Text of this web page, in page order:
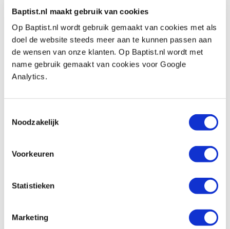
Baptist.nl maakt gebruik van cookies
Op Baptist.nl wordt gebruik gemaakt van cookies met als
doel de website steeds meer aan te kunnen passen aan
de wensen van onze klanten. Op Baptist.nl wordt met
name gebruik gemaakt van cookies voor Google
Analytics.
Noodzakelijk
Voorkeuren
Statistieken
Marketing
soldeer in de verbinding kan vloeien. Voorkom
oververhitting van het vloeimiddel, dit
veroorzaakt slechte doorvloeiing van het
soldeer.
5. De juiste hoeveelheid soldeer toevoegen.
Laat het soldeer smelten op de soldeernaad en
niet in vlam of op de bout. Vul de soldeernaad
6. Verbinding aan de lucht af laten koelen.
7. Vloeimiddelresten grondig verwijderen met
water of een vochtige doek.
Vlekken/resten:
Vlekken direct verwijderen met
Aandachtspunten: